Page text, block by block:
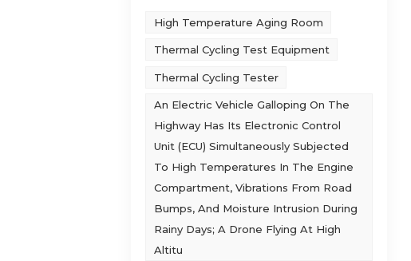
High Temperature Aging Room
Thermal Cycling Test Equipment
Thermal Cycling Tester
An Electric Vehicle Galloping On The
Highway Has Its Electronic Control
Unit (ECU) Simultaneously Subjected
To High Temperatures In The Engine
Compartment, Vibrations From Road
Bumps, And Moisture Intrusion During
Rainy Days; A Drone Flying At High
Altitu